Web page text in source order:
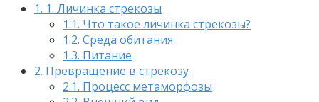
1. 1. Личинка стрекозы
1.1. Что такое личинка стрекозы?
1.2. Среда обитания
1.3. Питание
2. Превращение в стрекозу
2.1. Процесс метаморфозы